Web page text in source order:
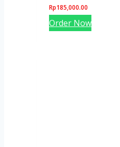
Rp185,000.00
Order Now